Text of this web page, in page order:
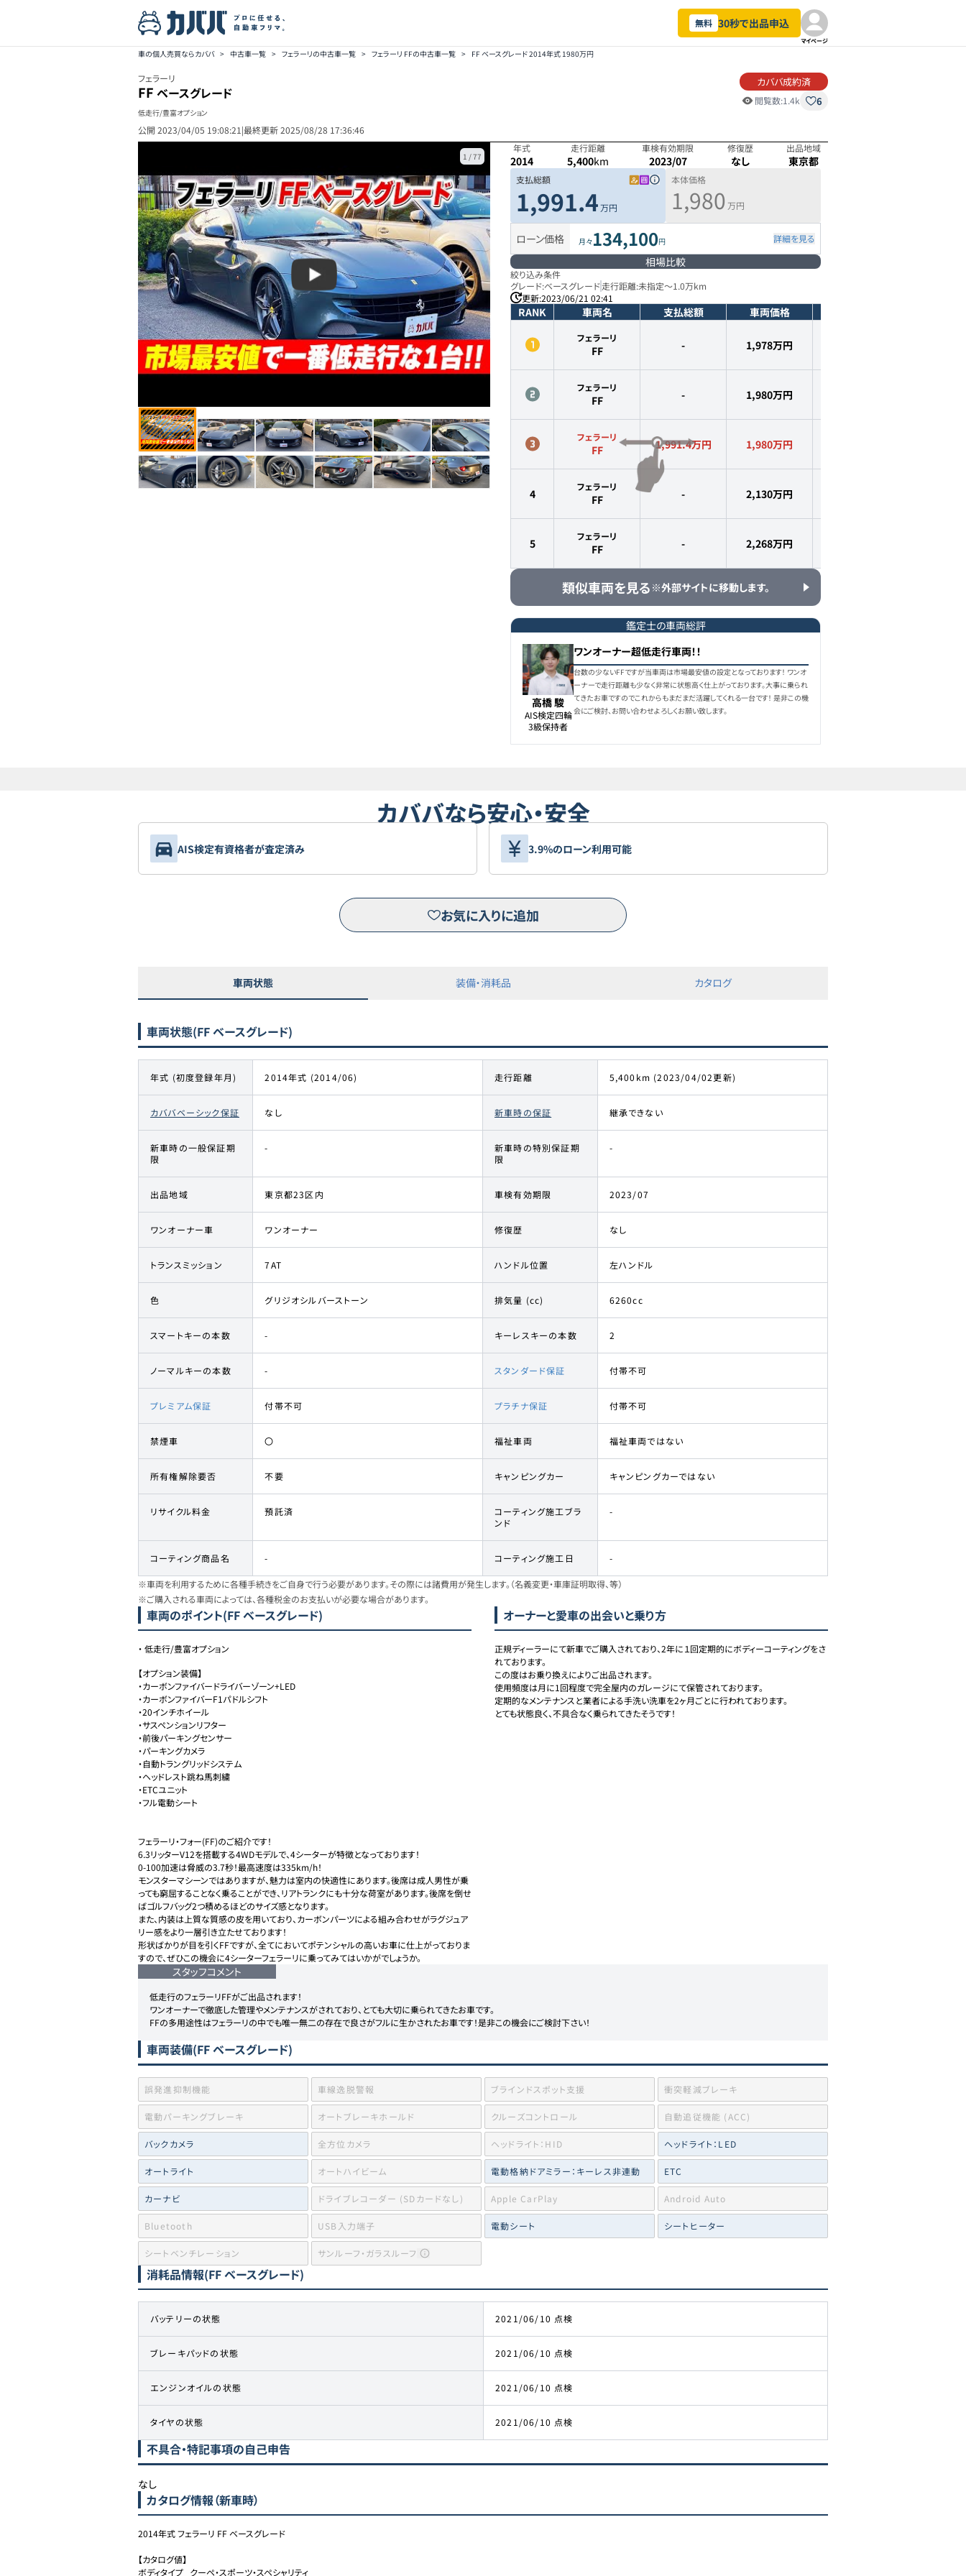
無料 30秒で出品申込
マイページ
車の個人売買ならカババ > 中古車一覧 > フェラーリの中古車一覧 > フェラーリ FFの中古車一覧 > FF ベースグレード 2014年式 1980万円
フェラーリ
FF ベースグレード
低走行/豊富オプション
カババ成約済
閲覧数:1.4k 6
公開 2023/04/05 19:08:21 |最終更新2025/08/28 17:36:46
1 /77
年式
2014
走行距離
5,400km
車検有効期限
2023/07
修復歴
なし
出品地域
東京都
支払総額
1,991.4万円
本体価格
1,980 万円
ローン価格 月々134,100円 詳細を見る
相場比較
絞り込み条件
グレード:ベースグレード走行距離:未指定～1.0万km
更新:2023/06/21 02:41
RANK 車両名 支払総額 車両価格
フェラーリ
FF - 1,978万円
フェラーリ
FF - 1,980万円
フェラーリ
FF 1,991.4万円 1,980万円
4
フェラーリ
FF - 2,130万円
5
フェラーリ
FF - 2,268万円
類似車両を見る ※外部サイトに移動します。
鑑定士の車両総評
高橋 駿
AIS検定四輪
3級保持者
ワンオーナー超低走行車両！！
台数の少ないFFですが当車両は市場最安値の設定となっております！ ワンオ
ーナーで走行距離も少なく非常に状態高く仕上がっております。大事に乗られ
てきたお車ですのでこれからもまだまだ活躍してくれる一台です！ 是非この機
会にご検討、お問い合わせよろしくお願い致します。
カババなら安心・安全
AIS検定有資格者が査定済み 3.9%のローン利用可能
お気に入りに追加
車両状態 装備・消耗品 カタログ
車両状態(FF ベースグレード)
年式 (初度登録年月) 2014年式 (2014/06) 走行距離 5,400km (2023/04/02更新)
カババベーシック保証 なし 新車時の保証 継承できない
新車時の一般保証期
限
-
新車時の特別保証期
限
-
出品地域 東京都23区内 車検有効期限 2023/07
ワンオーナー車 ワンオーナー 修復歴 なし
トランスミッション 7AT ハンドル位置 左ハンドル
色 グリジオシルバーストーン 排気量 (cc) 6260cc
スマートキーの本数 - キーレスキーの本数 2
ノーマルキーの本数 - スタンダード保証 付帯不可
プレミアム保証 付帯不可 プラチナ保証 付帯不可
禁煙車 〇 福祉車両 福祉車両ではない
所有権解除要否 不要 キャンピングカー キャンピングカーではない
リサイクル料金 預託済
コーティング施工ブラ
ンド
-
コーティング商品名 - コーティング施工日 -
※車両を利用するために各種手続きをご自身で行う必要があります。その際には諸費用が発生します。（名義変更・車庫証明取得、等）
※ご購入される車両によっては、各種税金のお支払いが必要な場合があります。
車両のポイント(FF ベースグレード)
・ 低走行/豊富オプション
【オプション装備】
・カーボンファイバードライバーゾーン+LED
・カーボンファイバーF1パドルシフト
・20インチホイール
・サスペンションリフター
・前後パーキングセンサー
・パーキングカメラ
・自動トラングリッドシステム
・ヘッドレスト跳ね馬刺繍
・ETCユニット
・フル電動シート
フェラーリ・フォー(FF)のご紹介です！
6.3リッターV12を搭載する4WDモデルで、4シーターが特徴となっております！
0-100加速は脅威の3.7秒！最高速度は335km/h！
モンスターマシーンではありますが、魅力は室内の快適性にあります。後席は成人男性が乗
っても窮屈することなく乗ることができ、リアトランクにも十分な荷室があります。後席を倒せ
ばゴルフバッグ2つ積めるほどのサイズ感となります。
また、内装は上質な質感の皮を用いており、カーボンパーツによる組み合わせがラグジュア
リー感をより一層引き立たせております！
形状ばかりが目を引くFFですが、全てにおいてポテンシャルの高いお車に仕上がっておりま
すので、ぜひこの機会に4シーターフェラーリに乗ってみてはいかがでしょうか。
オーナーと愛車の出会いと乗り方
正規ディーラーにて新車でご購入されており、2年に１回定期的にボディーコーティングをさ
れております。
この度はお乗り換えによりご出品されます。
使用頻度は月に1回程度で完全屋内のガレージにて保管されております。
定期的なメンテナンスと業者による手洗い洗車を2ヶ月ごとに行われております。
とても状態良く、不具合なく乗られてきたそうです！
スタッフコメント
低走行のフェラーリFFがご出品されます！
ワンオーナーで徹底した管理やメンテナンスがされており、とても大切に乗られてきたお車です。
FFの多用途性はフェラーリの中でも唯一無二の存在で良さがフルに生かされたお車です！是非この機会にご検討下さい！
車両装備(FF ベースグレード)
誤発進抑制機能 車線逸脱警報 ブラインドスポット支援 衝突軽減ブレーキ
電動パーキングブレーキ オートブレーキホールド クルーズコントロール 自動追従機能 (ACC)
バックカメラ 全方位カメラ ヘッドライト：HID ヘッドライト：LED
オートライト オートハイビーム 電動格納ドアミラー：キーレス非連動 ETC
カーナビ ドライブレコーダー (SDカードなし) Apple CarPlay Android Auto
Bluetooth USB入力端子 電動シート シートヒーター
シートベンチレーション サンルーフ・ガラスルーフ
消耗品情報(FF ベースグレード)
バッテリーの状態 2021/06/10 点検
ブレーキパッドの状態 2021/06/10 点検
エンジンオイルの状態 2021/06/10 点検
タイヤの状態 2021/06/10 点検
不具合・特記事項の自己申告
なし
カタログ情報（新車時）
2014年式 フェラーリ FF ベースグレード
【カタログ値】
ボディタイプ	クーペ・スポーツ・スペシャリティ